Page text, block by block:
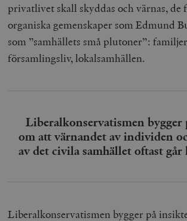
privatlivet skall skyddas och värnas,
organiska gemenskaper som Edmund
som ”samhällets små plutoner”:
församlingsliv, lokalsamhällen.
Liberalkonservatismen bygger
om att värnandet av individen
av det civila samhället oftast går
Liberalkonservatismen bygger på